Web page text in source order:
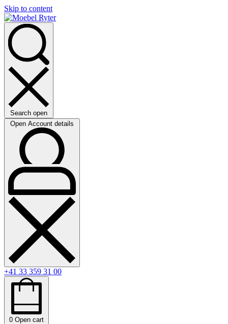
Skip to content
Search open
Open Account details
+41 33 359 31 00
0 Open cart